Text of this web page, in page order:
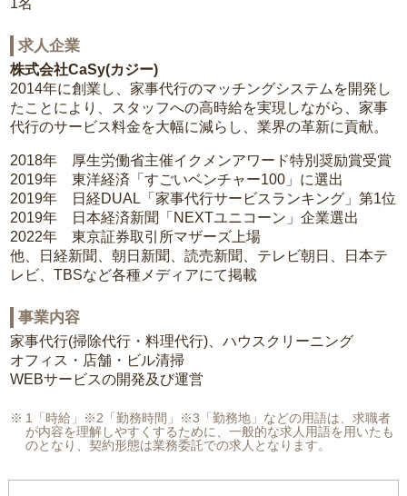
1名
求人企業
株式会社CaSy(カジー)
2014年に創業し、家事代行のマッチングシステムを開発し
たことにより、スタッフへの高時給を実現しながら、家事
代行のサービス料金を大幅に減らし、業界の革新に貢献。
2018年 厚生労働省主催イクメンアワード特別奨励賞受賞
2019年 東洋経済「すごいベンチャー100」に選出
2019年 日経DUAL「家事代行サービスランキング」第1位
2019年 日本経済新聞「NEXTユニコーン」企業選出
2022年 東京証券取引所マザーズ上場
他、日経新聞、朝日新聞、読売新聞、テレビ朝日、日本テ
レビ、TBSなど各種メディアにて掲載
事業内容
家事代行(掃除代行・料理代行)、ハウスクリーニング
オフィス・店舗・ビル清掃
WEBサービスの開発及び運営
1「時給」※2「勤務時間」※3「勤務地」などの用語は、求職者
が内容を理解しやすくするために、一般的な求人用語を用いたも
のとなり、契約形態は業務委託での求人となります。